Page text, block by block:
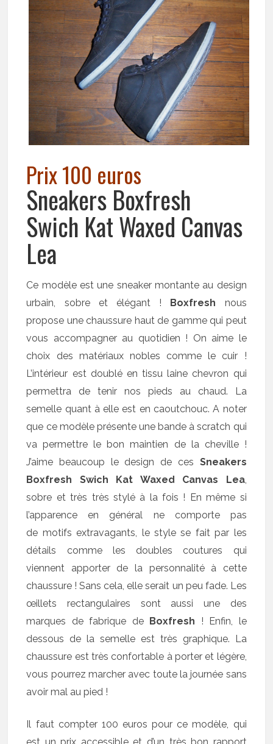
Prix 100 euros
Sneakers Boxfresh
Swich Kat Waxed Canvas
Lea
Ce modèle est une sneaker montante au design
urbain, sobre et élégant ! Boxfresh nous
propose une chaussure haut de gamme qui peut
vous accompagner au quotidien ! On aime le
choix des matériaux nobles comme le cuir !
L’intérieur est doublé en tissu laine chevron qui
permettra de tenir nos pieds au chaud. La
semelle quant à elle est en caoutchouc. A noter
que ce modèle présente une bande à scratch qui
va permettre le bon maintien de la cheville !
J’aime beaucoup le design de ces Sneakers
Boxfresh Swich Kat Waxed Canvas Lea,
sobre et très très stylé à la fois ! En même si
l’apparence en général ne comporte pas
de motifs extravagants, le style se fait par les
détails comme les doubles coutures qui
viennent apporter de la personnalité à cette
chaussure ! Sans cela, elle serait un peu fade. Les
œillets rectangulaires sont aussi une des
marques de fabrique de Boxfresh ! Enfin, le
dessous de la semelle est très graphique. La
chaussure est très confortable à porter et légère,
vous pourrez marcher avec toute la journée sans
avoir mal au pied !
Il faut compter 100 euros pour ce modèle, qui